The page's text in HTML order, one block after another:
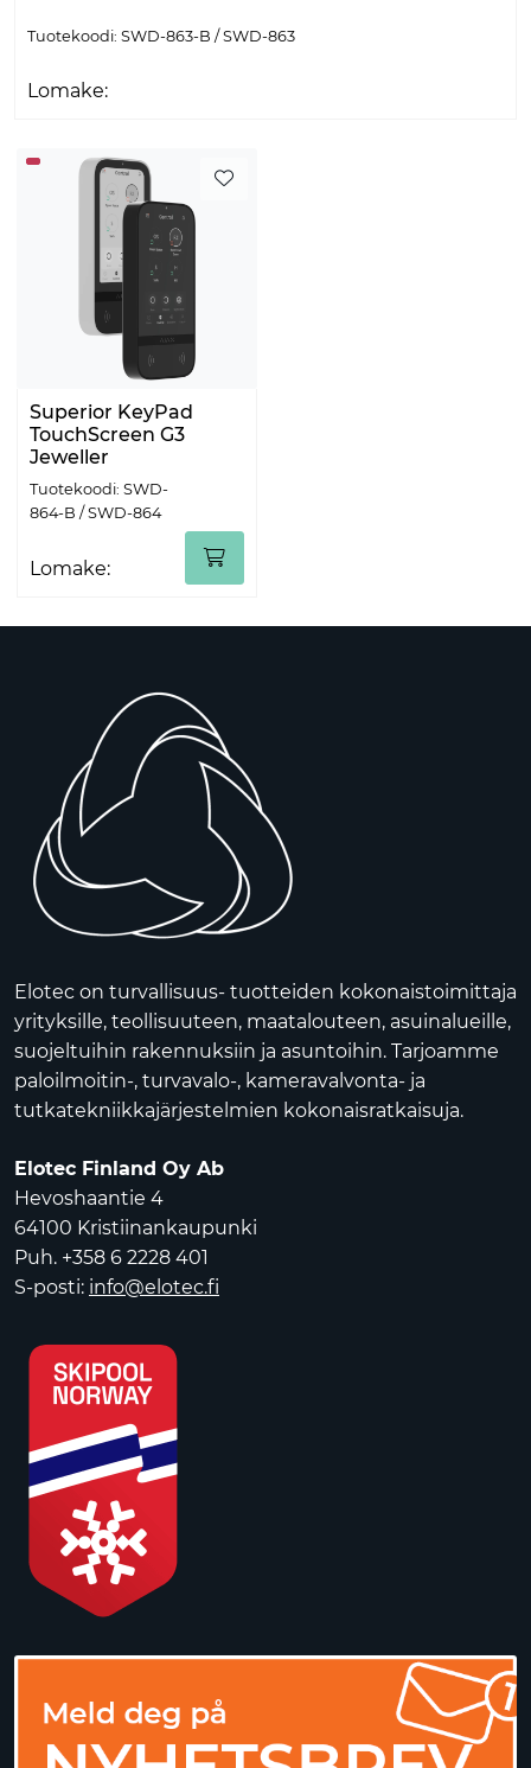
Tuotekoodi: SWD-863-B / SWD-863
Lomake:
Superior KeyPad
TouchScreen G3
Jeweller
Tuotekoodi: SWD-
864-B / SWD-864
Lomake:
Elotec on turvallisuus- tuotteiden kokonaistoimittaja
yrityksille, teollisuuteen, maatalouteen, asuinalueille,
suojeltuihin rakennuksiin ja asuntoihin. Tarjoamme
paloilmoitin-, turvavalo-, kameravalvonta- ja
tutkatekniikkajärjestelmien kokonaisratkaisuja.
Elotec Finland Oy Ab
Hevoshaantie 4
64100 Kristiinankaupunki
Puh. +358 6 2228 401
S-posti: info@elotec.fi